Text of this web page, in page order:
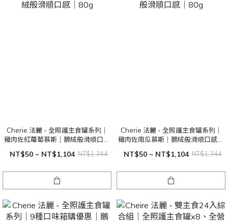
Cherie 法麗 - 全照護主食罐系列｜
雞肉佐紅蘿蔔慕斯｜鵝絨般滑順口感
｜80g
NT$50 ~ NT$1,104 NT$1,344
Cherie 法麗 - 全照護主食罐系列｜
雞肉佐南瓜慕斯｜鵝絨般滑順口感｜
80g
NT$50 ~ NT$1,104 NT$1,344